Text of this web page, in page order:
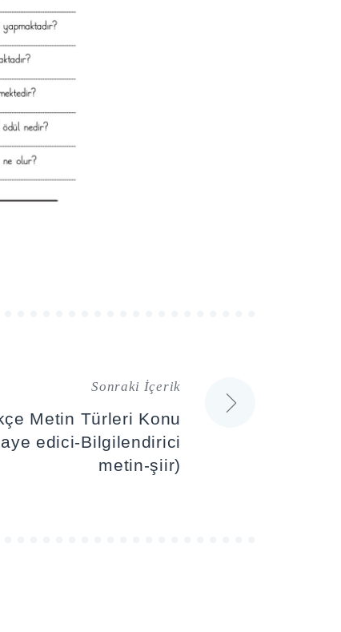
Sonraki İçerik
Metin Türleri Konu
edici-Bilgilendirici
metin-şiir)